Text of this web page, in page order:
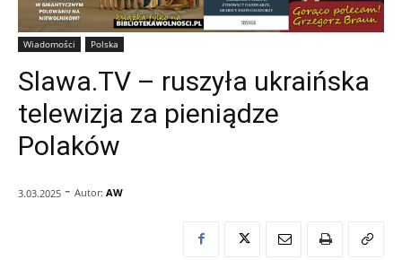
Wiadomości Polska
Slawa.TV – ruszyła ukraińska
telewizja za pieniądze
Polaków
3.03.2025 - Autor: AW